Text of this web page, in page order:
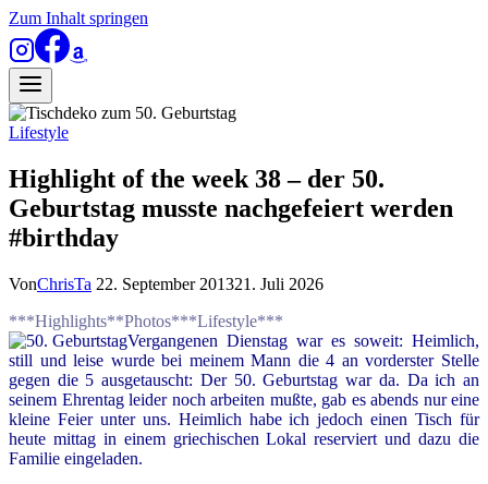
Zum Inhalt springen
Lifestyle
Highlight of the week 38 – der 50.
Geburtstag musste nachgefeiert werden
#birthday
VonChrisTa 22. September 201321. Juli 2026
***Highlights**Photos***Lifestyle***
Vergangenen Dienstag war es soweit: Heimlich,
still und leise wurde bei meinem Mann die 4 an vorderster Stelle
gegen die 5 ausgetauscht: Der 50. Geburtstag war da. Da ich an
seinem Ehrentag leider noch arbeiten mußte, gab es abends nur eine
kleine Feier unter uns. Heimlich habe ich jedoch einen Tisch für
heute mittag in einem griechischen Lokal reserviert und dazu die
Familie eingeladen.